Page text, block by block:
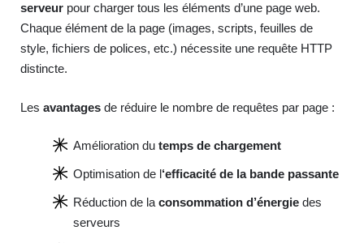
serveur pour charger tous les éléments d’une page web.
Chaque élément de la page (images, scripts, feuilles de
style, fichiers de polices, etc.) nécessite une requête HTTP
distincte.
Les avantages de réduire le nombre de requêtes par page :
Amélioration du temps de chargement
Optimisation de l‘efficacité de la bande passante
Réduction de laconsommation d’énergie des
serveurs